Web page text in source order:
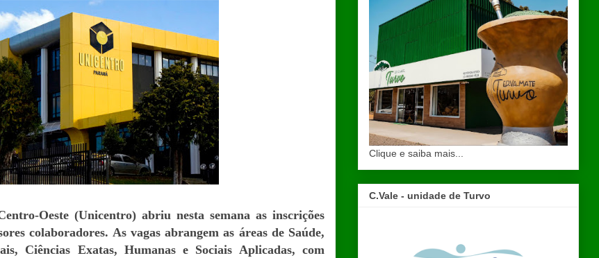
Oeste (Unicentro) abriu nesta semana as inscrições
colaboradores. As vagas abrangem as áreas de Saúde,
Ciências Exatas, Humanas e Sociais Aplicadas, com
Clique e saiba mais...
C.Vale - unidade de Turvo